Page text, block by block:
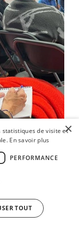
nous !
×
statistiques de visite et
En savoir plus
PERFORMANCE
TOUT